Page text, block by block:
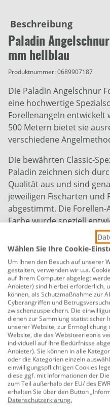
Beschreibung
Paladin
mm hellblau
Produktnummer:0689907187
Die Paladin Angelschnur
eine hochwertige
Forellenangeln entwickelt
500 Metern bietet sie
verschiedene
Die bewährten Classic-
Paladin zeichnen sich
Qualität aus und sind
jeweiligen Fischarten und
abgestimmt. Die
Farbe wurde speziell
Anforderungen beim
werden und bietet eine
Tragkraft, Abriebfestigkeit
Dank ihrer hellblauen
von Paladin gut sichtbar
bessere Kontrolle über
besonders wichtig beim
Sichtbarkeit der Schnur
und darauf zu reagieren.
Insgesamt ist die Paladin
hellblauer Farbe eine
Forellenangler, die eine
Schnur suchen, die
zugeschnitten ist.
Wählen Sie Ihre Cookie-
Um Ihnen den Besuch auf unserer
gestalten, verwenden wir u.a.
auf Ihrem Computer abgelegt
Anbieter) sind hierbei erforderlich,
können, als Schutzmaßnahme zur
Cyberangriffen und
zwischenzuspeichern. Die
dienen zur Sammlung statistischer
unserer Website, zur
Website, die das Websiteerlebnis
individuell auf Ihre Bedürfnisse
Anbieter). Sie können in alle
oder die Kategorien einzeln
einwilligungspflichtigen Cookies
diese ggf. mit Informationen der
zum Teil außerhalb der EU/ des
erhalten Sie über den Button
Datenschutzerklärung.